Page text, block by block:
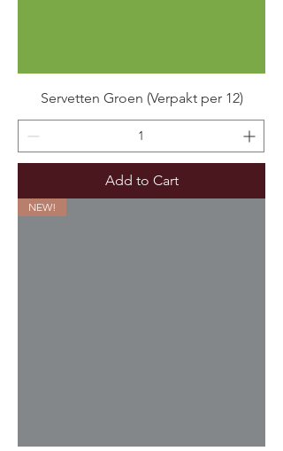
Servetten Groen (Verpakt per 12)
Add to Cart
NEW!